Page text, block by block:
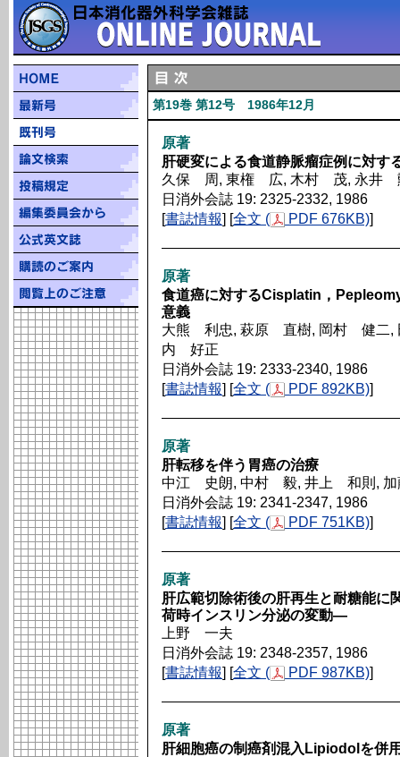
第19巻 第12号 1986年12月
原著
肝硬変による食道静脈瘤症例に対す
久保 周, 東権 広, 木村 茂, 永井
日消外会誌 19: 2325-2332, 1986
[書誌情報] [全文 ( PDF 676KB)]
原著
食道癌に対するCisplatin，
意義
大熊 利忠, 萩原 直樹, 岡村 健二
内 好正
日消外会誌 19: 2333-2340, 1986
[書誌情報] [全文 ( PDF 892KB)]
原著
肝転移を伴う胃癌の治療
中江 史朗, 中村 毅, 井上 和則,
日消外会誌 19: 2341-2347, 1986
[書誌情報] [全文 ( PDF 751KB)]
原著
肝広範切除術後の肝再生と耐糖能
荷時インスリン分泌の変動―
上野 一夫
日消外会誌 19: 2348-2357, 1986
[書誌情報] [全文 ( PDF 987KB)]
原著
肝細胞癌の制癌剤混入Lipiodolを併